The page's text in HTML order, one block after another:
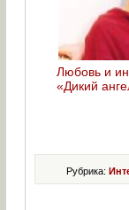
Любовь и
«Дикий
Рубрика: